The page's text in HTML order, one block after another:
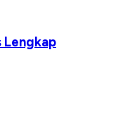
Lengkap